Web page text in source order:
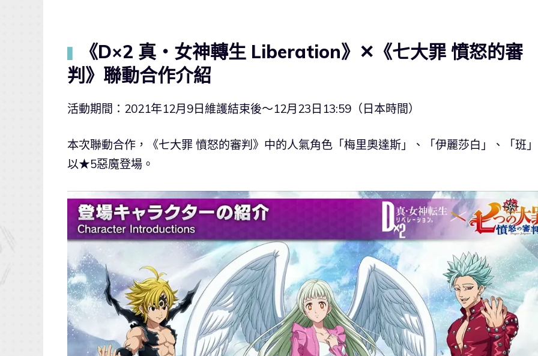
《D×2 真・女神轉生 Liberation》✕《七大罪 憤怒的審
判》聯動合作介紹
活動期間：2021年12月9日維護結束後～12月23日13:59（日本時間）
本次聯動合作，《七大罪 憤怒的審判》中的人氣角色「梅里奧達斯」、「伊麗莎白」、「班
以★5惡魔登場。